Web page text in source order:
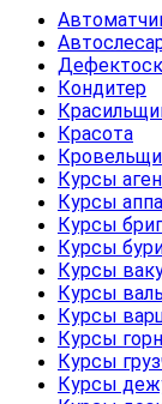
Кондитер
Красота
Курсы
Курсы
Курсы
Курсы
Курсы
Курсы
Курсы
Курсы
Курсы
Курсы